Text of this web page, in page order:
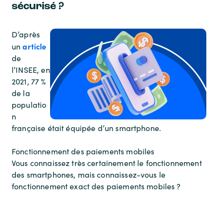
sécurisé ?
D’après
unarticle
de
l’INSEE, en
2021, 77 %
de la
populatio
n
française était équipée d’un smartphone.
Fonctionnement des paiements mobiles
Vous connaissez très certainement le fonctionnement
des smartphones, mais connaissez-vous le
fonctionnement exact des paiements mobiles ?